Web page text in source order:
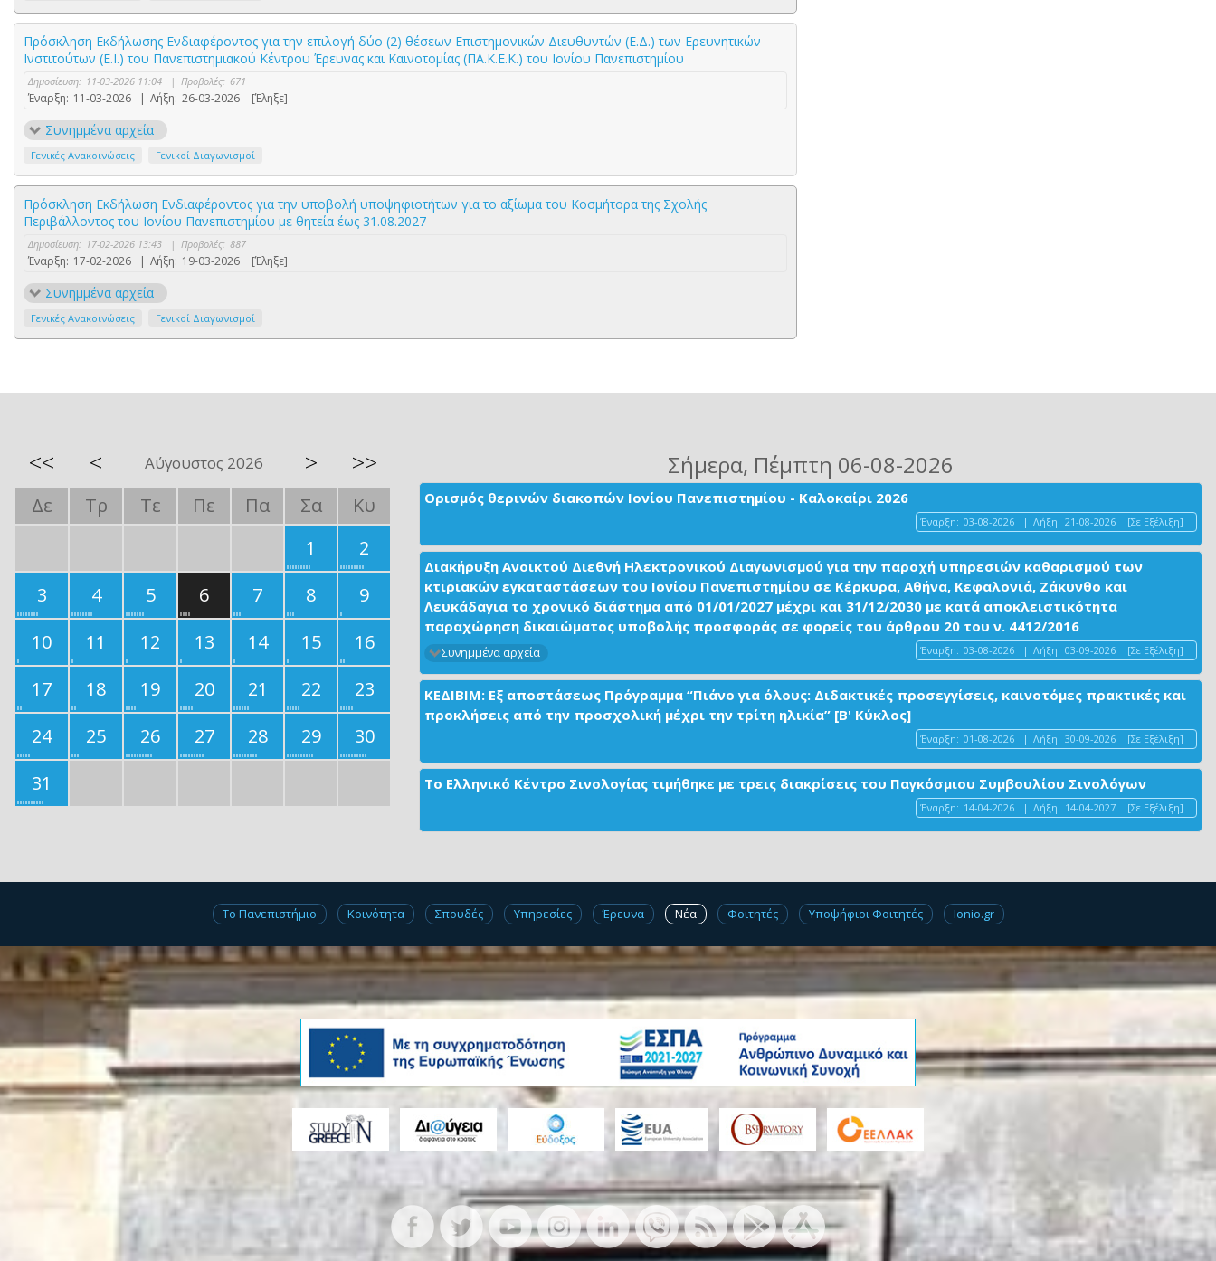
Πρόσκληση Εκδήλωσης Ενδιαφέροντος για την επιλογή δύο (2) θέσεων Επιστημονικών Διευθυντών (Ε.Δ.) των Ερευνητικών
Ινστιτούτων (Ε.Ι.) του Πανεπιστημιακού Κέντρου Έρευνας και Καινοτομίας (ΠΑ.Κ.Ε.Κ.) του Ιονίου Πανεπιστημίου
Δημοσίευση: 11-03-2026 11:04 | Προβολές: 671
Έναρξη: 11-03-2026 | Λήξη: 26-03-2026 [Έληξε]
Συνημμένα αρχεία
Γενικές Ανακοινώσεις Γενικοί Διαγωνισμοί
Πρόσκληση Εκδήλωση Ενδιαφέροντος για την υποβολή υποψηφιοτήτων για το αξίωμα του Κοσμήτορα της Σχολής
Περιβάλλοντος του Ιονίου Πανεπιστημίου με θητεία έως 31.08.2027
Δημοσίευση: 17-02-2026 13:43 | Προβολές: 887
Έναρξη: 17-02-2026 | Λήξη: 19-03-2026 [Έληξε]
Συνημμένα αρχεία
Γενικές Ανακοινώσεις Γενικοί Διαγωνισμοί
<< < Αύγουστος 2026 > >>
Δε Τρ Τε Πε Πα Σα
Κυ
1
2
3
4 5 6 7 8
9
10
11 12 13 14 15
16
17
18 19 20 21 22
23
24
25 26 27 28 29
30
31
Σήμερα, Πέμπτη 06-08-2026
Ορισμός θερινών διακοπών Ιονίου Πανεπιστημίου - Καλοκαίρι 2026
Έναρξη: 03-08-2026 | Λήξη: 21-08-2026 [Σε Εξέλιξη]
Διακήρυξη Ανοικτού Διεθνή Ηλεκτρονικού Διαγωνισμού για την παροχή υπηρεσιών καθαρισμού των
κτιριακών εγκαταστάσεων του Ιονίου Πανεπιστημίου σε Κέρκυρα, Αθήνα, Κεφαλονιά, Ζάκυνθο και
Λευκάδαγια το χρονικό διάστημα από 01/01/2027 μέχρι και 31/12/2030 με κατά αποκλειστικότητα
παραχώρηση δικαιώματος υποβολής προσφοράς σε φορείς του άρθρου 20 του ν. 4412/2016
Έναρξη: 03-08-2026 | Λήξη: 03-09-2026 [Σε Εξέλιξη]
Συνημμένα αρχεία
ΚΕΔΙΒΙΜ: Εξ αποστάσεως Πρόγραμμα “Πιάνο για όλους: Διδακτικές προσεγγίσεις, καινοτόμες πρακτικές και
προκλήσεις από την προσχολική μέχρι την τρίτη ηλικία” [Β' Κύκλος]
Έναρξη: 01-08-2026 | Λήξη: 30-09-2026 [Σε Εξέλιξη]
Το Ελληνικό Κέντρο Σινολογίας τιμήθηκε με τρεις διακρίσεις του Παγκόσμιου Συμβουλίου Σινολόγων
Έναρξη: 14-04-2026 | Λήξη: 14-04-2027 [Σε Εξέλιξη]
Το Πανεπιστήμιο Κοινότητα Σπουδές Υπηρεσίες Έρευνα Νέα Φοιτητές Υποψήφιοι Φοιτητές Ionio.gr